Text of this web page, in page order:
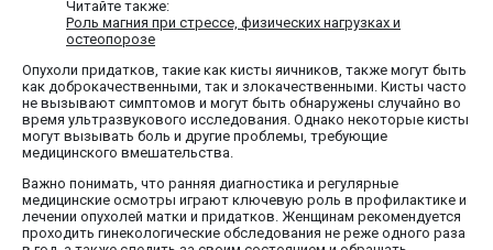
Читайте также:
Роль магния при стрессе, физических нагрузках и
остеопорозе
Опухоли придатков, такие как кисты яичников, также могут быть
как доброкачественными, так и злокачественными. Кисты часто
не вызывают симптомов и могут быть обнаружены случайно во
время ультразвукового исследования. Однако некоторые кисты
могут вызывать боль и другие проблемы, требующие
медицинского вмешательства.
Важно понимать, что ранняя диагностика и регулярные
медицинские осмотры играют ключевую роль в профилактике и
лечении опухолей матки и придатков. Женщинам рекомендуется
проходить гинекологические обследования не реже одного раза